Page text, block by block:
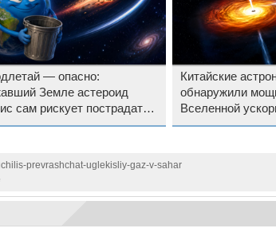
— опасно:
Земле астероид
сам рискует пострадать
мусора
Китайские
обнаружили
Вселенной
он в 4400 раз
prevrashchat-uglekisliy-gaz-v-sahar